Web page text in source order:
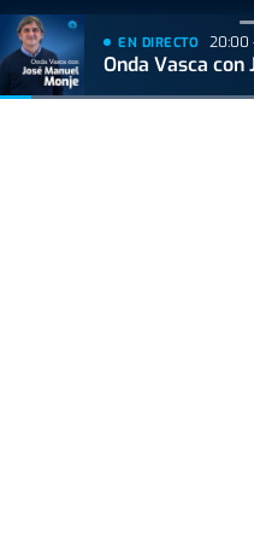
EN DIRECTO 20:00
Onda Vasca con